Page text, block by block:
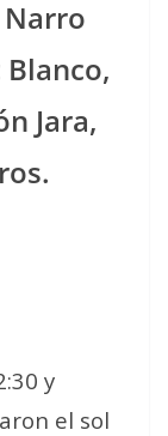
Jara,
y
el sol